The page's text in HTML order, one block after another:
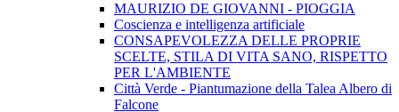
MAURIZIO DE GIOVANNI - PIOGGIA
Coscienza e intelligenza artificiale
CONSAPEVOLEZZA DELLE PROPRIE
SCELTE, STILA DI VITA SANO, RISPETTO
PER L'AMBIENTE
Città Verde - Piantumazione della Talea Albero di
Falcone